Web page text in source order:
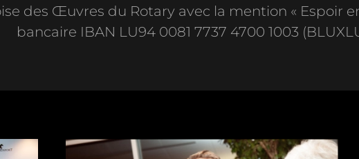
des Œuvres du Rotary avec la mention « Espoir
bancaire IBAN LU94 0081 7737 4700 1003